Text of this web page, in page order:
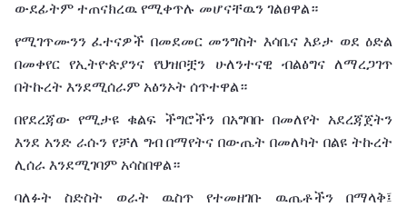
ውደፊትም ተጠናክረዉ የሚቀጥሉ መሆናቸዉን ገልፀዋል።
የሚገጥሙንን ፈተናዎች በመደመር መንግስት እሳቤና እይታ ወደ ዕድል
በመቀየር የኢትዮጵያንና የህዝቦቿን ሁለንተናዊ ብልፅግና ለማረጋገጥ
በትኩረት እንደሚሰራም አፅንኦት ሰጥተዋል።
በየደረጃው የሚታዩ ቁልፍ ችግሮችን በአግባቡ በመለየት አደረጃጀትን
እንደ አንድ ራሱን የቻለ ግብ በማየትና በውጤት በመለካት በልዩ ትኩረት
ሊሰራ እንደሚገባም አሳስበዋል።
ባለፉት ስድስት ወራት ዉስጥ የተመዘገቡ ዉጤቶችን በማላቅ፤